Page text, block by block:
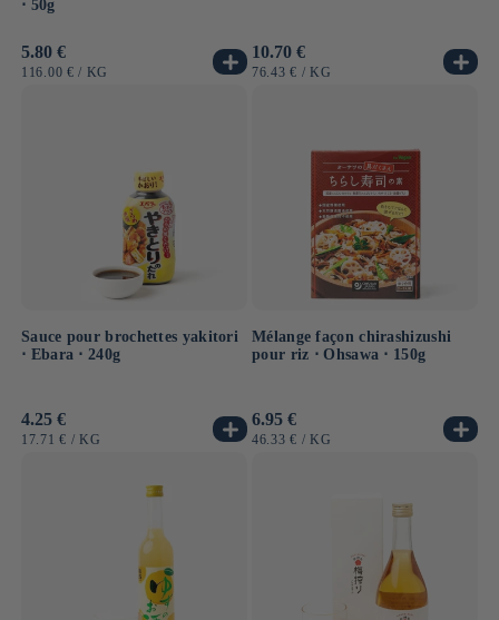
⋅ 50g
Prix
habituel
5.80 €
PRIX
116.00 € / PAR
KG
Prix
habituel
10.70 €
PRIX
76.43 € / PAR
KG
Sauce pour brochettes yakitori
⋅ Ebara ⋅ 240g
Prix
habituel
4.25 €
PRIX
17.71 € / PAR
KG
Mélange façon chirashizushi
pour riz ⋅ Ohsawa ⋅ 150g
Prix
habituel
6.95 €
PRIX
46.33 € / PAR
KG